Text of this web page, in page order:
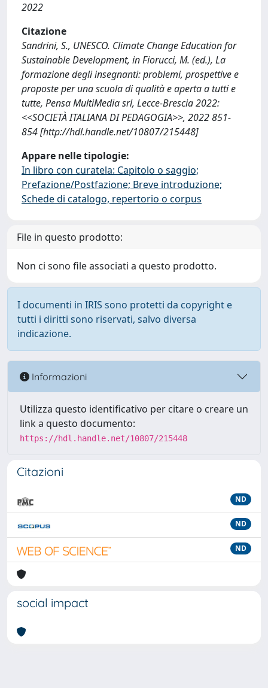
2022
Citazione
Sandrini, S., UNESCO. Climate Change Education for
Sustainable Development, in Fiorucci, M. (ed.), La
formazione degli insegnanti: problemi, prospettive e
proposte per una scuola di qualità e aperta a tutti e
tutte, Pensa MultiMedia srl, Lecce-Brescia 2022:
<<SOCIETÀ ITALIANA DI PEDAGOGIA>>, 2022 851-
854 [http://hdl.handle.net/10807/215448]
Appare nelle tipologie:
In libro con curatela: Capitolo o saggio;
Prefazione/Postfazione; Breve introduzione;
Schede di catalogo, repertorio o corpus
File in questo prodotto:
Non ci sono file associati a questo prodotto.
I documenti in IRIS sono protetti da copyright e
tutti i diritti sono riservati, salvo diversa
indicazione.
Informazioni
Utilizza questo identificativo per citare o creare un
link a questo documento:
https://hdl.handle.net/10807/215448
Citazioni
ND
ND
ND
social impact